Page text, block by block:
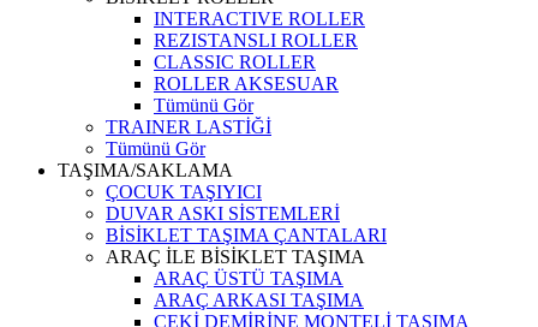
INTERACTIVE ROLLER
REZISTANSLI ROLLER
CLASSIC ROLLER
ROLLER AKSESUAR
Tümünü Gör
TRAINER LASTİĞİ
Tümünü Gör
TAŞIMA/SAKLAMA
ÇOCUK TAŞIYICI
DUVAR ASKI SİSTEMLERİ
BİSİKLET TAŞIMA ÇANTALARI
ARAÇ İLE BİSİKLET TAŞIMA
ARAÇ ÜSTÜ TAŞIMA
ARAÇ ARKASI TAŞIMA
ÇEKİ DEMİRİNE MONTELİ TAŞIMA